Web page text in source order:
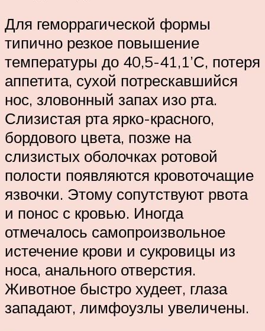
Для геморрагической формы
типично резкое повышение
температуры до 40,5-41,1’С, потеря
аппетита, сухой потрескавшийся
нос, зловонный запах изо рта.
Слизистая рта ярко-красного,
бордового цвета, позже на
слизистых оболочках ротовой
полости появляются кровоточащие
язвочки. Этому сопутствуют рвота
и понос с кровью. Иногда
отмечалось самопроизвольное
истечение крови и сукровицы из
носа, анального отверстия.
Животное быстро худеет, глаза
западают, лимфоузлы увеличены.